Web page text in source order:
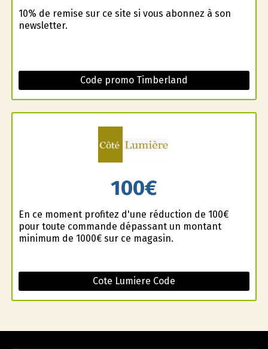
10% de remise sur ce site si vous abonnez à son
newsletter.
Code promo Timberland
100€
En ce moment profitez d'une réduction de 100€
pour toute commande dépassant un montant
minimum de 1000€ sur ce magasin.
Cote Lumiere Code